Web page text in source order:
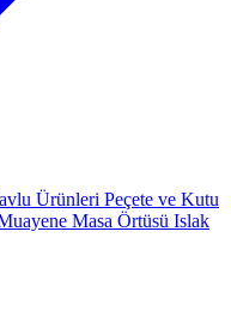
Ürünleri Peçete ve Kutu
Masa Örtüsü Islak